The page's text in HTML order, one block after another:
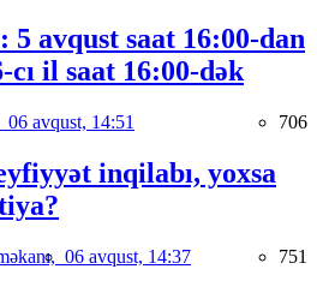
5 avqust saat 16:00-dan
cı il saat 16:00-dək
06 avqust, 14:51 706
inqilabı, yoxsa
06 avqust, 14:37 751